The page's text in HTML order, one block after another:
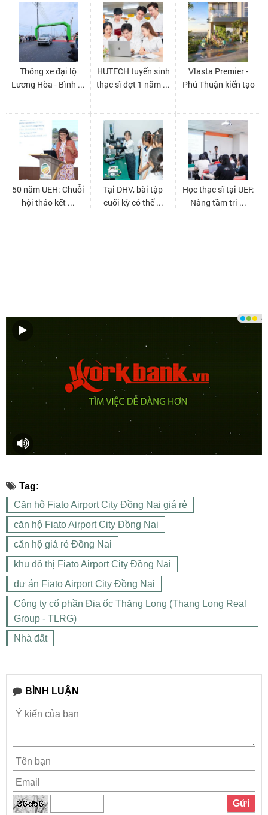
Tag:
Căn hộ Fiato Airport City Đồng Nai giá rẻ
căn hộ Fiato Airport City Đồng Nai
căn hộ giá rẻ Đồng Nai
khu đô thị Fiato Airport City Đồng Nai
dự án Fiato Airport City Đồng Nai
Công ty cổ phần Địa ốc Thăng Long (Thang Long Real
Group - TLRG)
Nhà đất
BÌNH LUẬN